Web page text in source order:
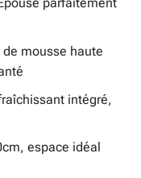
parfaitement
de mousse haute
intégré,
espace idéal